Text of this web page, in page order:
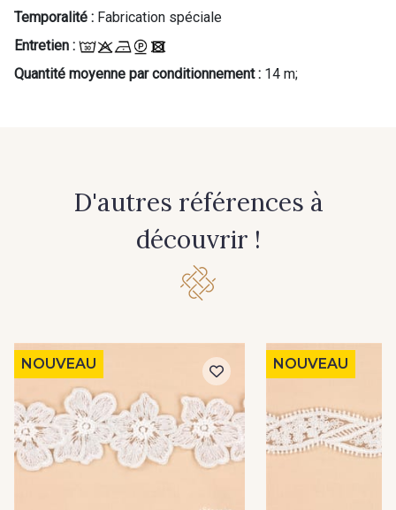
Temporalité : Fabrication spéciale
Entretien :
Quantité moyenne par conditionnement : 14 m;
D'autres références à
découvrir !
NOUVEAU NOUVEAU